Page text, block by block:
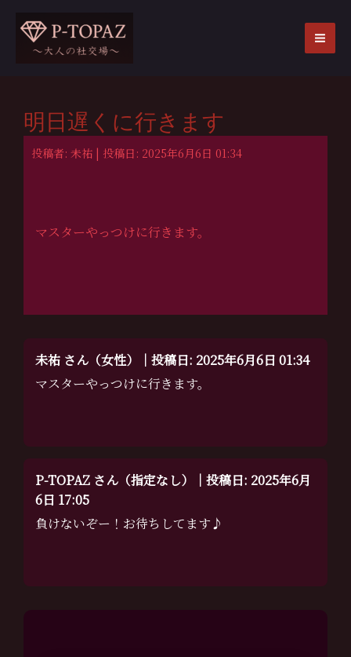
明日遅くに行きます
投稿者: 未祐 | 投稿日: 2025年6月6日 01:34
マスターやっつけに行きます。
未祐 さん（女性）｜投稿日: 2025年6月6日 01:34
マスターやっつけに行きます。
P-TOPAZ さん（指定なし）｜投稿日: 2025年6月
6日 17:05
負けないぞー！お待ちしてます♪